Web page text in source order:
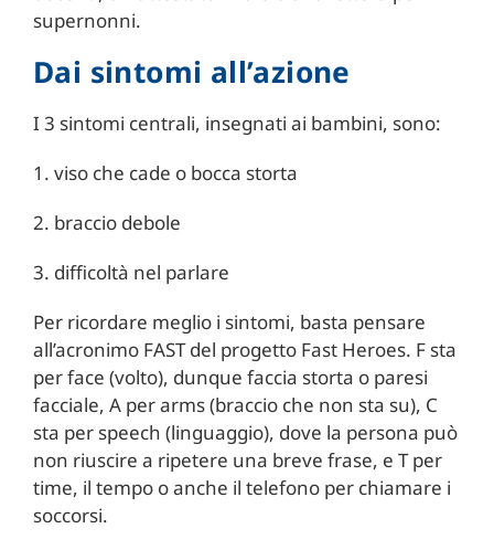
supernonni.
Dai sintomi all’azione
I 3 sintomi centrali, insegnati ai bambini, sono:
1. viso che cade o bocca storta
2. braccio debole
3. difficoltà nel parlare
Per ricordare meglio i sintomi, basta pensare
all’acronimo FAST del progetto Fast Heroes. F sta
per face (volto), dunque faccia storta o paresi
facciale, A per arms (braccio che non sta su), C
sta per speech (linguaggio), dove la persona può
non riuscire a ripetere una breve frase, e T per
time, il tempo o anche il telefono per chiamare i
soccorsi.